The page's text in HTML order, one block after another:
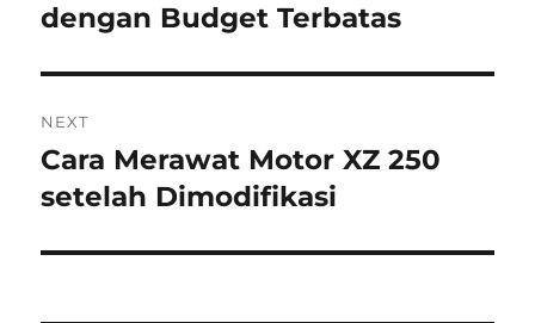
post:
dengan Budget Terbatas
NEXT
Next
post:
Cara Merawat Motor XZ 250
setelah Dimodifikasi